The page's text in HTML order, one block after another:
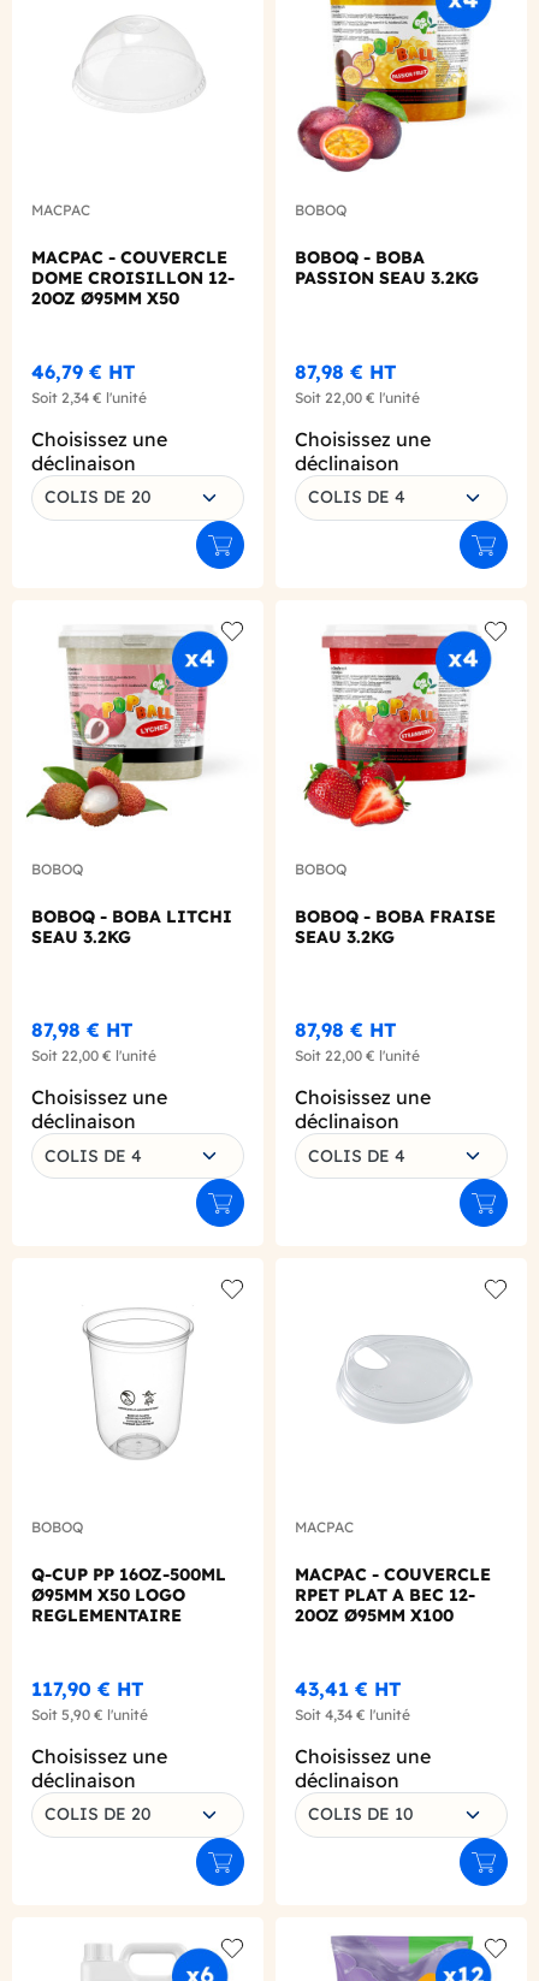
MACPAC
MACPAC - COUVERCLE
DOME CROISILLON 12-
20OZ Ø95MM X50
46,79 € HT
Soit 2,34 € l'unité
Choisissez une
déclinaison
COLIS DE 20
Ajouter au panier
BOBOQ
BOBOQ - BOBA
PASSION SEAU 3.2KG
87,98 € HT
Soit 22,00 € l'unité
Choisissez une
déclinaison
COLIS DE 4
Add to wishlist
BOBOQ
BOBOQ - BOBA LITCHI
SEAU 3.2KG
87,98 € HT
Soit 22,00 € l'unité
Choisissez une
déclinaison
COLIS DE 4
Ajouter au panier
Add
BOBOQ
BOBOQ - BOBA FRAISE
SEAU 3.2KG
87,98 € HT
Soit 22,00 € l'unité
Choisissez une
déclinaison
COLIS DE 4
BOBOQ
Q-CUP PP 16OZ-500ML
Ø95MM X50 LOGO
REGLEMENTAIRE
117,90 € HT
Soit 5,90 € l'unité
Choisissez une
déclinaison
COLIS DE 20
Ajouter au panier
MACPAC
MACPAC - COUVERCLE
RPET PLAT A BEC 12-
20OZ Ø95MM X100
43,41 € HT
Soit 4,34 € l'unité
Choisissez une
déclinaison
COLIS DE 10
Add to wishlist Add